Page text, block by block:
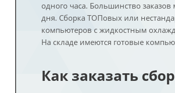
одного часа. Большинство
дня. Сборка ТОПовых или
компьютеров с жидкостным
На складе имеются готовые
Как заказать